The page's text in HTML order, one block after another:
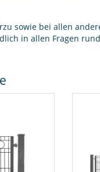
sowie bei allen
in allen Fragen